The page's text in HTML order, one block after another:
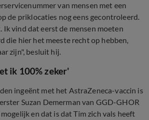
van mensen met een
de priklocaties nog eens gecontroleerd.
Ik vind dat eerst de mensen moeten
die hier het meeste recht op hebben,
zijn", besluit hij.
ik 100% zeker'
ingeënt met het AstraZeneca-vaccin is
Suzan Demerman van GGD-GHOR
en dat is dat Tim zich vals heeft